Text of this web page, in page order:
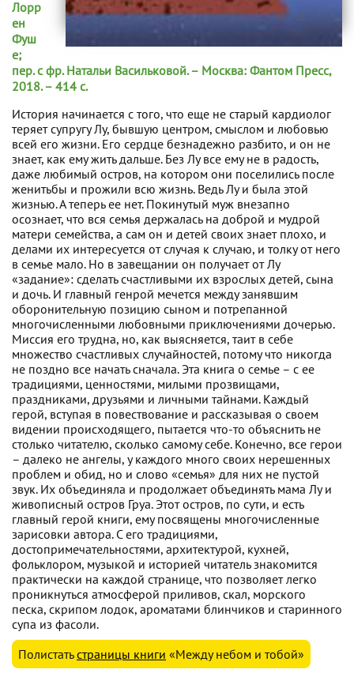
Лорр
ен
Фуш
е;
пер. с фр. Натальи Васильковой. – Москва: Фантом Пресс,
2018. – 414 с.
История начинается с того, что еще не старый кардиолог
теряет супругу Лу, бывшую центром, смыслом и любовью
всей его жизни. Его сердце безнадежно разбито, и он не
знает, как ему жить дальше. Без Лу все ему не в радость,
даже любимый остров, на котором они поселились после
женитьбы и прожили всю жизнь. Ведь Лу и была этой
жизнью. А теперь ее нет. Покинутый муж внезапно
осознает, что вся семья держалась на доброй и мудрой
матери семейства, а сам он и детей своих знает плохо, и
делами их интересуется от случая к случаю, и толку от него
в семье мало. Но в завещании он получает от Лу
«задание»: сделать счастливыми их взрослых детей, сына
и дочь. И главный генрой мечется между занявшим
оборонительную позицию сыном и потрепанной
многочисленными любовными приключениями дочерью.
Миссия его трудна, но, как выясняется, таит в себе
множество счастливых случайностей, потому что никогда
не поздно все начать сначала. Эта книга о семье – с ее
традициями, ценностями, милыми прозвищами,
праздниками, друзьями и личными тайнами. Каждый
герой, вступая в повествование и рассказывая о своем
видении происходящего, пытается что-то объяснить не
столько читателю, сколько самому себе. Конечно, все герои
– далеко не ангелы, у каждого много своих нерешенных
проблем и обид, но и слово «семья» для них не пустой
звук. Их объединяла и продолжает объединять мама Лу и
живописный остров Груа. Этот остров, по сути, и есть
главный герой книги, ему посвящены многочисленные
зарисовки автора. С его традициями,
достопримечательностями, архитектурой, кухней,
фольклором, музыкой и историей читатель знакомится
практически на каждой странице, что позволяет легко
проникнуться атмосферой приливов, скал, морского
песка, скрипом лодок, ароматами блинчиков и старинного
супа из фасоли.
Полистатьстраницы книги «Между небом и тобой»